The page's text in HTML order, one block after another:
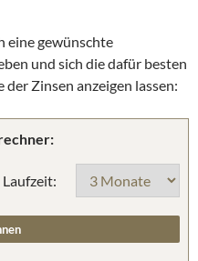
eine gewünschte
und sich die dafür besten
Zinsen anzeigen lassen:
Laufzeit: